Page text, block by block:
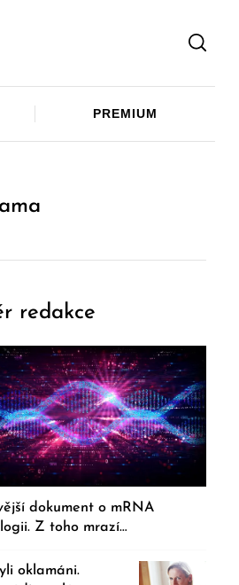
PREMIUM
redakce
dokument o mRNA
Z toho mrazí…
oklamáni.